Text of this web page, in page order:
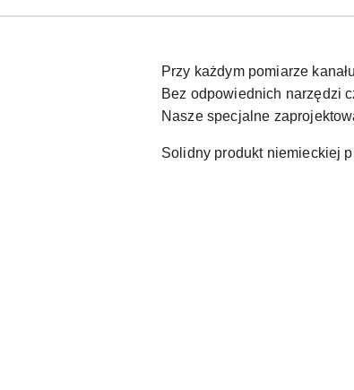
Przy każdym pomiarze
Bez odpowiednich narzędzi
Nasze specjalne
Solidny produkt niemieckiej